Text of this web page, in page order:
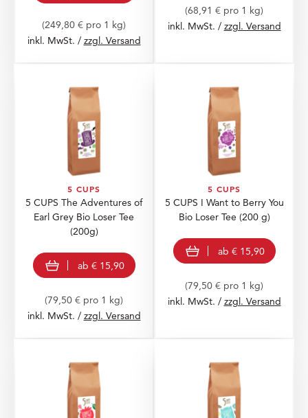
(249,80 € pro 1 kg)
inkl. MwSt. / zzgl. Versand
(68,91 € pro 1 kg)
inkl. MwSt. / zzgl. Versand
5 CUPS
5 CUPS The Adventures of
Earl Grey Bio Loser Tee
(200g)
view product
ab € 15,90
(79,50 € pro 1 kg)
inkl. MwSt. / zzgl. Versand
5 CUPS
5 CUPS I Want to Berry You
Bio Loser Tee (200 g)
view product
ab € 15,90
(79,50 € pro 1 kg)
inkl. MwSt. / zzgl. Versand